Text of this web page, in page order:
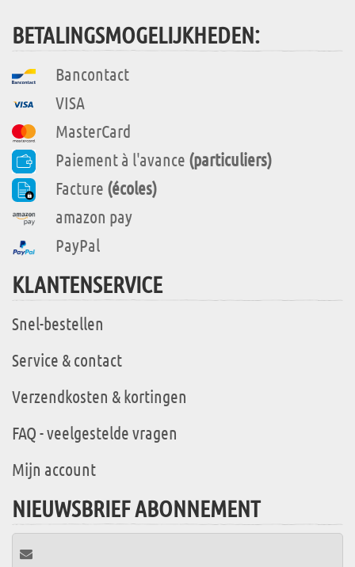
BETALINGSMOGELIJKHEDEN:
Bancontact
VISA
MasterCard
Paiement à l'avance (particuliers)
Facture (écoles)
amazon pay
PayPal
KLANTENSERVICE
Snel-bestellen
Service & contact
Verzendkosten & kortingen
FAQ - veelgestelde vragen
Mijn account
NIEUWSBRIEF ABONNEMENT